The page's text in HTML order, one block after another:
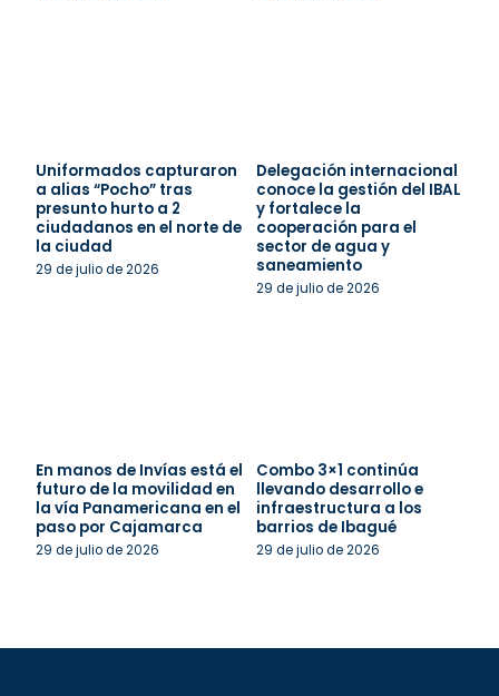
Uniformados capturaron
a alias “Pocho” tras
presunto hurto a 2
ciudadanos en el norte de
la ciudad
29 de julio de 2026
Delegación internacional
conoce la gestión del IBAL
y fortalece la
cooperación para el
sector de agua y
saneamiento
29 de julio de 2026
En manos de Invías está el
futuro de la movilidad en
la vía Panamericana en el
paso por Cajamarca
29 de julio de 2026
Combo 3×1 continúa
llevando desarrollo e
infraestructura a los
barrios de Ibagué
29 de julio de 2026